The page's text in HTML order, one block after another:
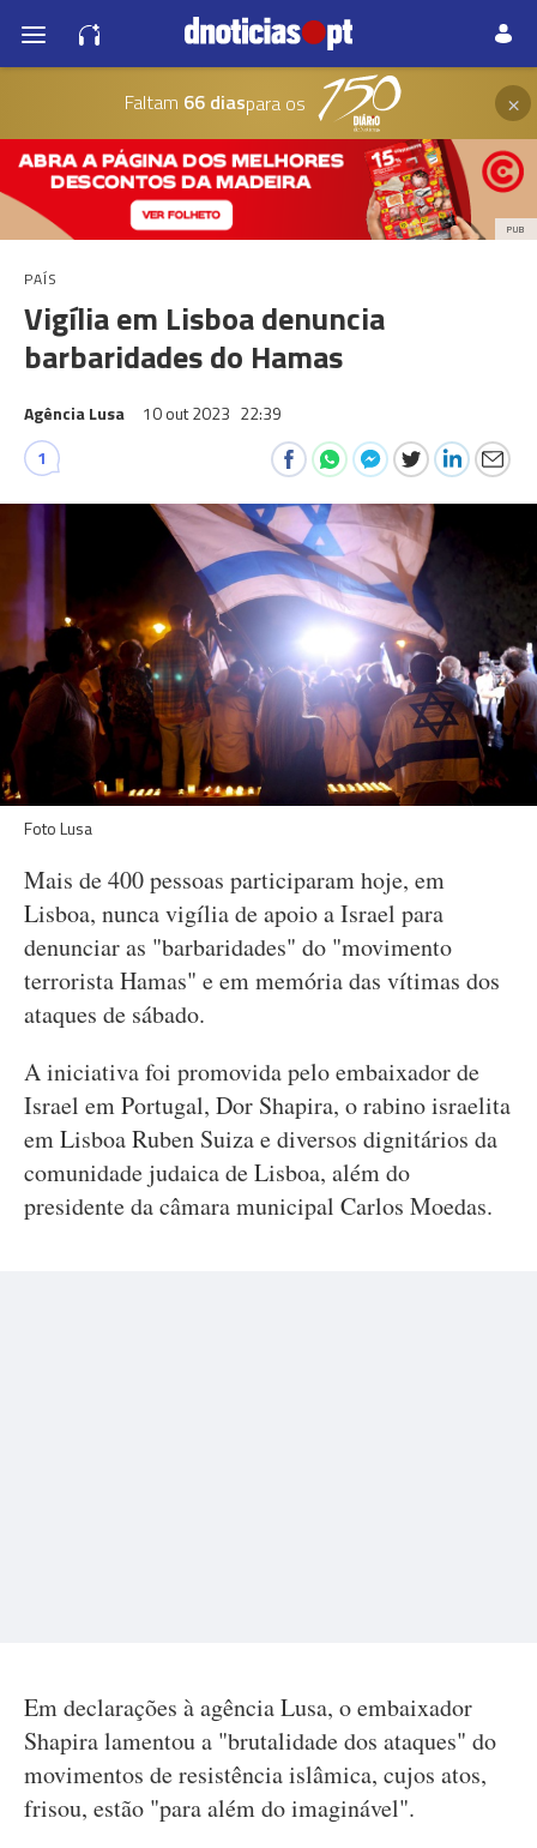
Faltam 66 diaspara os ×
PUB
PAÍS
Vigília em Lisboa denuncia
barbaridades do Hamas
Agência Lusa 10 out 2023 22:39
1
Foto Lusa
Mais de 400 pessoas participaram hoje, em
Lisboa, nunca vigília de apoio a Israel para
denunciar as "barbaridades" do "movimento
terrorista Hamas" e em memória das vítimas dos
ataques de sábado.
A iniciativa foi promovida pelo embaixador de
Israel em Portugal, Dor Shapira, o rabino israelita
em Lisboa Ruben Suiza e diversos dignitários da
comunidade judaica de Lisboa, além do
presidente da câmara municipal Carlos Moedas.
Em declarações à agência Lusa, o embaixador
Shapira lamentou a "brutalidade dos ataques" do
movimentos de resistência islâmica, cujos atos,
frisou, estão "para além do imaginável".